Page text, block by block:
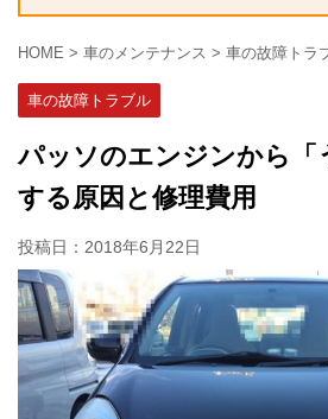
HOME > 車のメンテナンス > 車の故障トラ
車の故障トラブル
パッソのエンジンから「
する原因と修理費用
投稿日： 2018年6月22日